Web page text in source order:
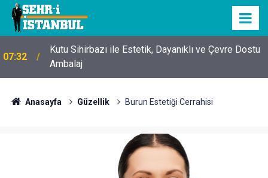
07:32
Kutu Sihirbazı ile Estetik, Dayanıklı ve Çevre Dostu
Ambalaj
Anasayfa Güzellik Burun Estetiği Cerrahisi